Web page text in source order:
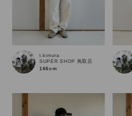
MENS LADIES
カテゴリ
サイズ
t.kimura
SUPER SHOP 鳥取店
166cm